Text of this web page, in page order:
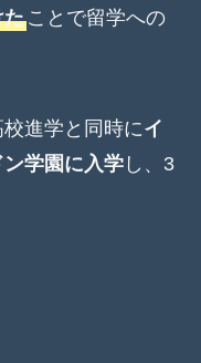
たことで留学への
進学と同時にイ
学園に入学し、3